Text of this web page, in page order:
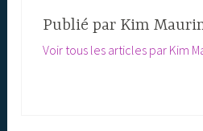
Publié par Kim
Voir tous les articles par Kim